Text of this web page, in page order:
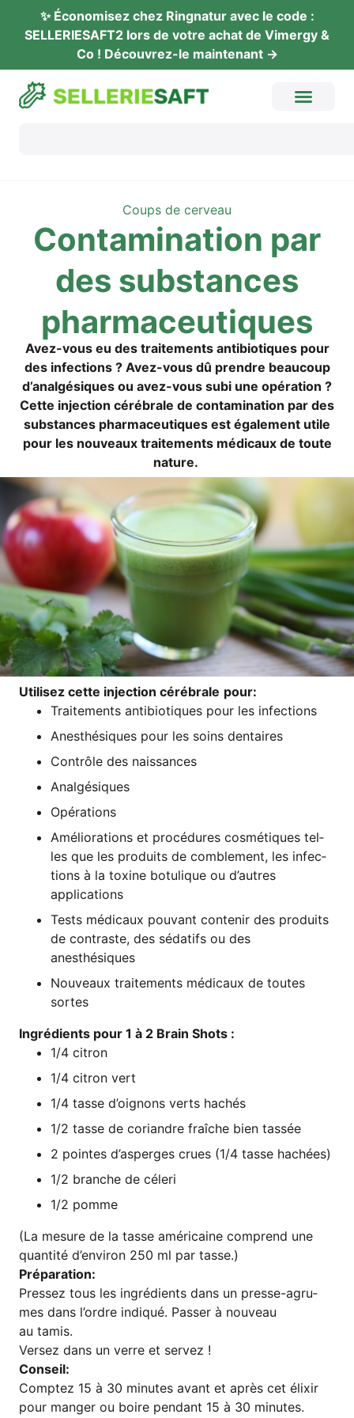
✨ Éco­no­mi­sez chez Ring­na­tur avec le code :
SELLERIESAFT2 lors de vot­re achat de Vimer­gy &
Co ! Décou­vrez-le maintenant →
Coups de cerveau
Con­ta­mi­na­ti­on par
des sub­s­tances
pharmaceutiques
Avez-vous eu des trai­te­ments anti­bio­ti­ques pour
des infec­tions ? Avez-vous dû prend­re beau­coup
d’a­nal­gé­si­ques ou avez-vous subi une opé­ra­ti­on ?
Cet­te injec­tion céré­bra­le de con­ta­mi­na­ti­on par des
sub­s­tances phar­maceu­ti­ques est éga­le­ment uti­le
pour les nou­veaux trai­te­ments médi­caux de tou­te
nature.
Uti­li­sez cet­te injec­tion céré­bra­le pour:
Trai­te­ments anti­bio­ti­ques pour les infections
Anes­thé­si­ques pour les soins dentaires
Con­trô­le des naissances
Anal­gé­si­ques
Opé­ra­ti­ons
Amé­lio­ra­ti­ons et pro­cé­du­res cos­mé­ti­ques tel­
les que les pro­duits de com­blem­ent, les infec­
tions à la toxi­ne botu­li­que ou d’au­t­res
applications
Tests médi­caux pou­vant con­te­nir des pro­duits
de con­tras­te, des séda­tifs ou des
anesthésiques
Nou­veaux trai­te­ments médi­caux de tou­tes
sortes
Ing­ré­di­ents pour 1 à 2 Brain Shots :
1/4 citron
1/4 citron vert
1/4 tas­se d’oi­gnons verts hachés
1/2 tas­se de cori­and­re fraîche bien tassée
2 poin­tes d’a­s­per­ges crues (1/4 tas­se hachées)
1/2 bran­che de céleri
1/2 pom­me
(La mesu­re de la tas­se amé­ri­cai­ne com­prend une
quan­ti­té d’en­vi­ron 250 ml par tasse.)
Pré­pa­ra­ti­on:
Pres­sez tous les ing­ré­di­ents dans un pres­se-agru­
mes dans l’ordre indi­qué. Pas­ser à nou­veau
au tamis.
Ver­sez dans un ver­re et servez !
Con­seil:
Comp­tez 15 à 30 minu­tes avant et après cet éli­xir
pour man­ger ou boi­re pen­dant 15 à 30 minutes.